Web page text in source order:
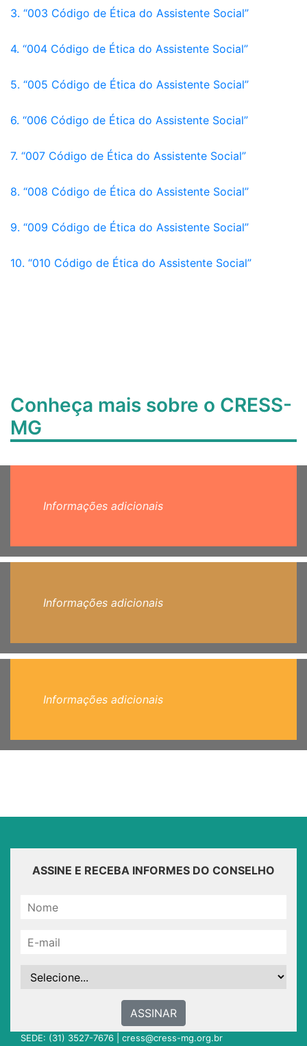
3. “003 Código de Ética do Assistente Social”
4. “004 Código de Ética do Assistente Social”
5. “005 Código de Ética do Assistente Social”
6. “006 Código de Ética do Assistente Social”
7. “007 Código de Ética do Assistente Social”
8. “008 Código de Ética do Assistente Social”
9. “009 Código de Ética do Assistente Social”
10. “010 Código de Ética do Assistente Social”
Conheça mais sobre o CRESS-
MG
Informações adicionais
Informações adicionais
Informações adicionais
ASSINE E RECEBA INFORMES DO CONSELHO
ASSINAR
SEDE: (31) 3527-7676 | cress@cress-mg.org.br